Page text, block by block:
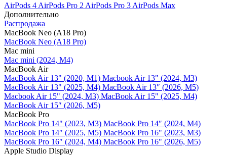
AirPods 4 AirPods Pro 2 AirPods Pro 3 AirPods Max
Дополнительно
Распродажа
MacBook Neo (A18 Pro)
MacBook Neo (A18 Pro)
Mac mini
Mac mini (2024, M4)
MacBook Air
MacBook Air 13" (2020, M1) Macbook Air 13" (2024, M3)
MacBook Air 13" (2025, M4) MacBook Air 13″ (2026, M5)
Macbook Air 15" (2024, M3) MacBook Air 15" (2025, M4)
MacBook Air 15″ (2026, M5)
MacBook Pro
MacBook Pro 14" (2023, M3) MacBook Pro 14″ (2024, M4)
MacBook Pro 14″ (2025, M5) MacBook Pro 16" (2023, M3)
MacBook Pro 16″ (2024, M4) MacBook Pro 16" (2026, M5)
Apple Studio Display